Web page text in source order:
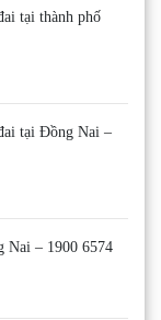
tại thành phố
tại Đồng Nai –
Nai – 1900 6574